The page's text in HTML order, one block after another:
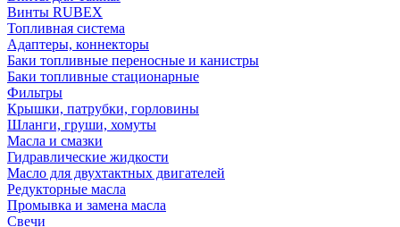
Винты RUBEX
Топливная система
Адаптеры, коннекторы
Баки топливные переносные и канистры
Баки топливные стационарные
Фильтры
Крышки, патрубки, горловины
Шланги, груши, хомуты
Масла и смазки
Гидравлические жидкости
Масло для двухтактных двигателей
Редукторные масла
Промывка и замена масла
Свечи